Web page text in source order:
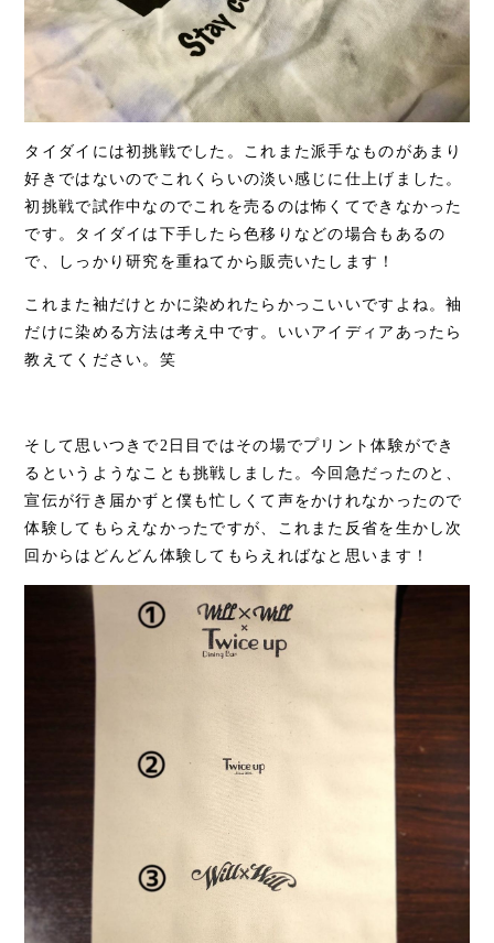
タイダイには初挑戦でした。これまた派手なものがあまり
好きではないのでこれくらいの淡い感じに仕上げました。
初挑戦で試作中なのでこれを売るのは怖くてできなかった
です。タイダイは下手したら色移りなどの場合もあるの
で、しっかり研究を重ねてから販売いたします！
これまた袖だけとかに染めれたらかっこいいですよね。袖
だけに染める方法は考え中です。いいアイディアあったら
教えてください。笑
そして思いつきで2日目ではその場でプリント体験ができ
るというようなことも挑戦しました。今回急だったのと、
宣伝が行き届かずと僕も忙しくて声をかけれなかったので
体験してもらえなかったですが、これまた反省を生かし次
回からはどんどん体験してもらえればなと思います！